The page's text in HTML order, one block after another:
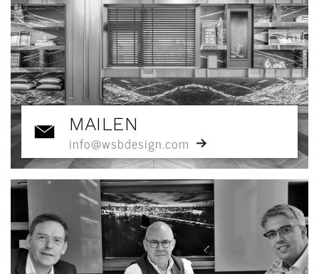
MAILEN
info@wsbdesign.com